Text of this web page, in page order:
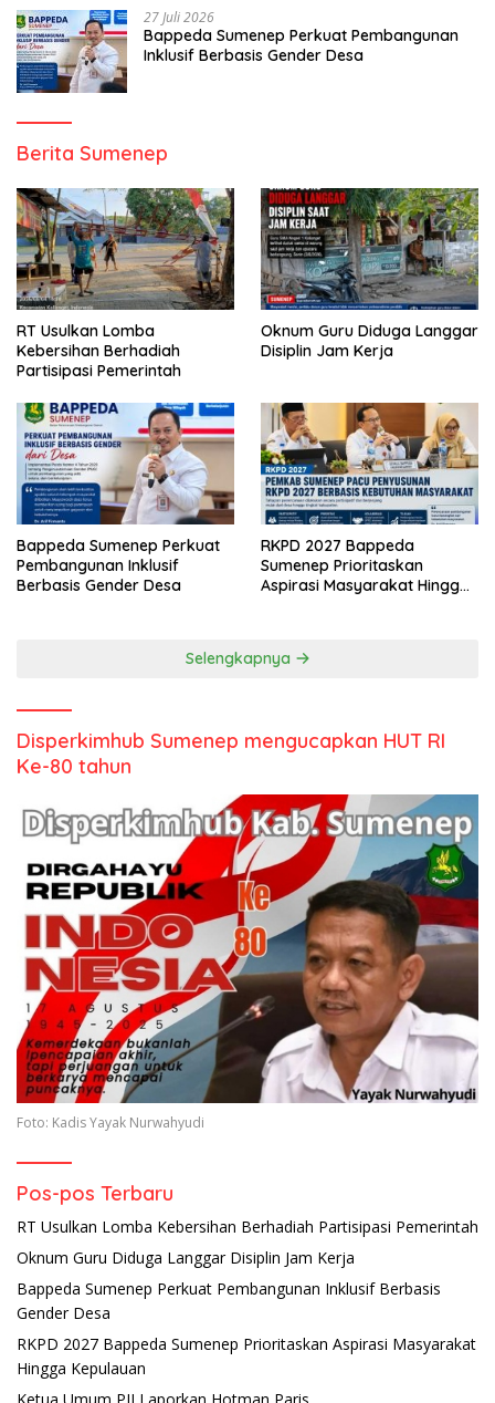
27 Juli 2026
Bappeda Sumenep Perkuat Pembangunan
Inklusif Berbasis Gender Desa
Berita Sumenep
RT Usulkan Lomba
Kebersihan Berhadiah
Partisipasi Pemerintah
Oknum Guru Diduga Langgar
Disiplin Jam Kerja
Bappeda Sumenep Perkuat
Pembangunan Inklusif
Berbasis Gender Desa
RKPD 2027 Bappeda
Sumenep Prioritaskan
Aspirasi Masyarakat Hingga
Selengkapnya
Disperkimhub Sumenep mengucapkan HUT RI
Ke-80 tahun
Foto: Kadis Yayak Nurwahyudi
Pos-pos Terbaru
RT Usulkan Lomba Kebersihan Berhadiah Partisipasi Pemerintah
Oknum Guru Diduga Langgar Disiplin Jam Kerja
Bappeda Sumenep Perkuat Pembangunan Inklusif Berbasis
Gender Desa
RKPD 2027 Bappeda Sumenep Prioritaskan Aspirasi Masyarakat
Hingga Kepulauan